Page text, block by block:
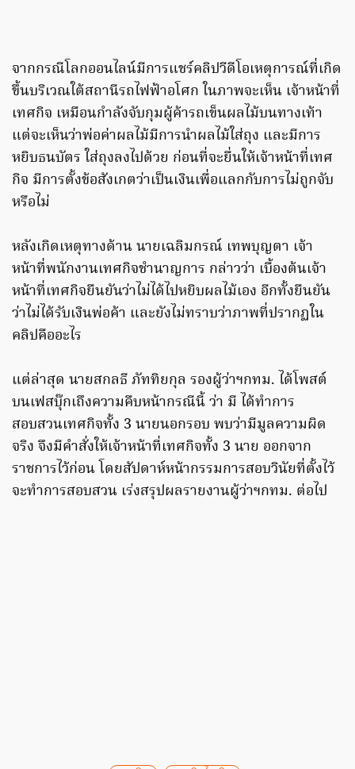
จากกรณีโลกออนไลน์มีการแชร์คลิปวีดีโอเหตุการณ์ที่เกิด
ขึ้นบริเวณใต้สถานีรถไฟฟ้าอโศก ในภาพจะเห็น เจ้าหน้าที่
เทศกิจ เหมือนกำลังจับกุมผู้ค้ารถเข็นผลไม้บนทางเท้า
แต่จะเห็นว่าพ่อค่าผลไม้มีการนำผลไม้ใส่ถุง และมีการ
หยิบธนบัตร ใส่ถุงลงไปด้วย ก่อนที่จะยื่นให้เจ้าหน้าที่เทศ
กิจ มีการตั้งข้อสังเกตว่าเป็นเงินเพื่อแลกกับการไม่ถูกจับ
หรือไม่
หลังเกิดเหตุทางด้าน นายเฉลิมกรณ์ เทพบุญตา เจ้า
หน้าที่พนักงานเทศกิจชำนาญการ กล่าวว่า เบื้องต้นเจ้า
หน้าที่เทศกิจยืนยันว่าไม่ได้ไปหยิบผลไม้เอง อีกทั้งยืนยัน
ว่าไม่ได้รับเงินพ่อค้า และยังไม่ทราบว่าภาพที่ปรากฏใน
คลิปคืออะไร
แต่ล่าสุด นายสกลธี ภัททิยกุล รองผู้ว่าฯกทม. ได้โพสต์
บนเฟสบุ๊กเถึงความคืบหน้ากรณีนี้ ว่า มี ได้ทำการ
สอบสวนเทศกิจทั้ง 3 นายนอกรอบ พบว่ามีมูลความผิด
จริง จึงมีคำสั่งให้เจ้าหน้าที่เทศกิจทั้ง 3 นาย ออกจาก
ราชการไว้ก่อน โดยสัปดาห์หน้ากรรมการสอบวินัยที่ตั้งไว้
จะทำการสอบสวน เร่งสรุปผลรายงานผู้ว่าฯกทม. ต่อไป